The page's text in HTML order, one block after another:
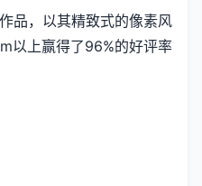
品，以其精致式的像素风
以上赢得了​​96%的好评率​​